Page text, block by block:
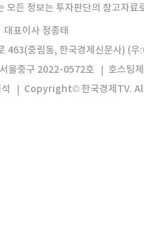
한국경제TV앱
모든 정보는 투자판단의 참고자
대표이사 정종태
463(중림동, 한국경제신문사) (
울중구 2022-0572호
호스팅
Copyright© 한국경제TV.